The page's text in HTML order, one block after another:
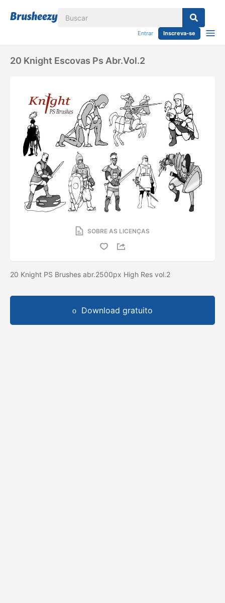
Entrar Inscreva-se
20 Knight Escovas Ps Abr.vol.2
SOBRE AS LICENÇAS
20 Knight PS Brushes abr.2500px High Res vol.2
Download gratuito